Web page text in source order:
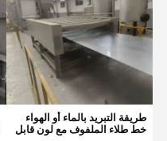
منزل المنتجات
طريقة التبريد بالماء أو الهواء
خط طلاء الملفوف مع لون قابل